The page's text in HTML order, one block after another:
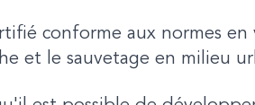
conforme aux normes
et le sauvetage en milieu